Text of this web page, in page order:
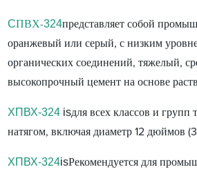
CПВХ-324представляет собой
оранжевый или серый, с низким
органических соединений, тяжелый,
высокопрочный цемент на основе
ХПВХ-324 isдля всех классов и групп
натягом, включая диаметр 12 дюймов
ХПВХ-324isРекомендуется для